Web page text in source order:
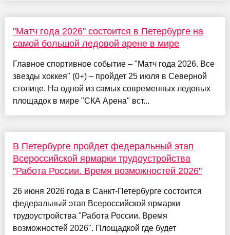
"Матч года 2026" состоится в Петербурге на
самой большой ледовой арене в мире
Главное спортивное событие – "Матч года 2026. Все
звезды хоккея" (0+) – пройдет 25 июля в Северной
столице. На одной из самых современных ледовых
площадок в мире "СКА Арена" вст...
В Петербурге пройдет федеральный этап
Всероссийской ярмарки трудоустройства
"Работа России. Время возможностей 2026"
26 июня 2026 года в Санкт-Петербурге состоится
федеральный этап Всероссийской ярмарки
трудоустройства "Работа России. Время
возможностей 2026". Площадкой где будет